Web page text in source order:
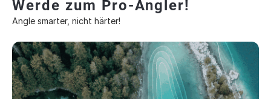
Werde zum Pro-Angler!
Angle smarter, nicht härter!